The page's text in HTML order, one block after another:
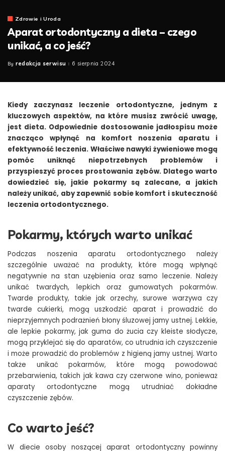
Zdrowie i Uroda
Aparat ortodontyczny a dieta – czego
unikać, a co jeść?
Posted
By redakcja serwisu 6 sierpnia 2024
Kiedy zaczynasz leczenie ortodontyczne, jednym z
kluczowych aspektów, na które musisz zwrócić uwagę,
jest dieta. Odpowiednie dostosowanie jadłospisu może
znacząco wpłynąć na komfort noszenia aparatu i
efektywność leczenia. Właściwe nawyki żywieniowe mogą
pomóc uniknąć niepotrzebnych problemów i
przyspieszyć proces prostowania zębów. Dlatego warto
dowiedzieć się, jakie pokarmy są zalecane, a jakich
należy unikać, aby zapewnić sobie komfort i skuteczność
leczenia ortodontycznego.
Pokarmy, których warto unikać
Podczas noszenia aparatu ortodontycznego należy
szczególnie uważać na produkty, które mogą wpłynąć
negatywnie na stan uzębienia oraz samo leczenie. Należy
unikać twardych, lepkich oraz gumowatych pokarmów.
Twarde produkty, takie jak orzechy, surowe warzywa czy
twarde cukierki, mogą uszkodzić aparat i prowadzić do
nieprzyjemnych podrażnień błony śluzowej jamy ustnej. Lekkie,
ale lepkie pokarmy, jak guma do żucia czy kleiste słodycze,
mogą przyklejać się do aparatów, co utrudnia ich czyszczenie
i może prowadzić do problemów z higieną jamy ustnej. Warto
także unikać pokarmów, które mogą powodować
przebarwienia, takich jak kawa czy czerwone wino, ponieważ
aparaty ortodontyczne mogą utrudniać dokładne
czyszczenie zębów.
Co warto jeść?
W diecie osoby noszącej aparat ortodontyczny powinny